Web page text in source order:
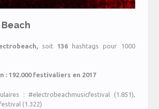
soit 136 hashtags pour 1000
: 192.000 festivaliers en 2017
: #electrobeachmusicfestival (1.851),
(1.322)